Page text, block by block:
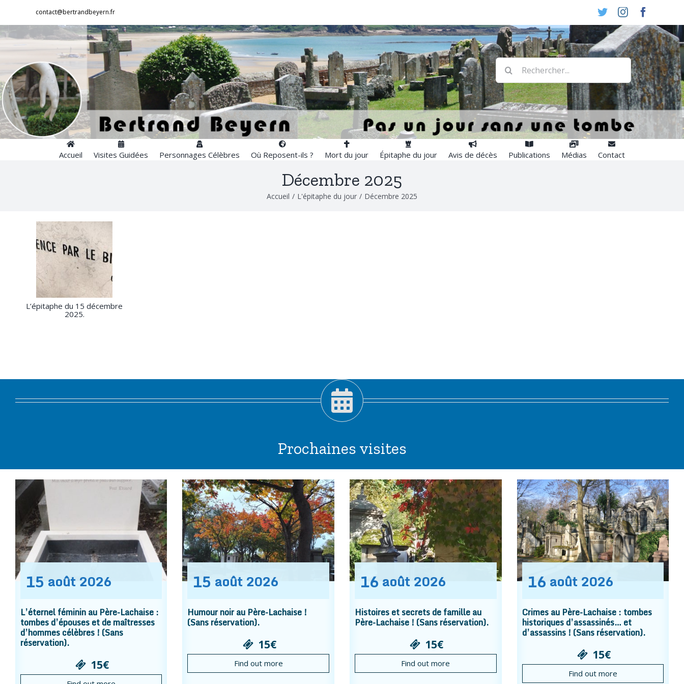
contenu
contact@bertrandbeyern.fr TwitterInstagram
Rechercher:
Accueil Visites Guidées Personnages Célèbres Où Reposent-ils ? Mort du jour Épitaphe du jour Avis de décès Publications Médias Contact
Décembre 2025
Accueil / L'épitaphe du jour / Décembre 2025
L’épitaphe du 15 décembre
2025.
Prochaines visites
15 août 2026
L’éternel féminin au Père-Lachaise :
tombes d’épouses et de maîtresses
d’hommes célèbres ! (Sans
réservation).
15€
15 août 2026
Humour noir au Père-Lachaise !
(Sans réservation).
15€
Find out more
16 août 2026
Histoires et secrets de famille au
Père-Lachaise ! (Sans réservation).
15€
Find out more
16 août 2026
Crimes au Père-Lachaise : tombes
historiques d’assassinés… et
d’assassins ! (Sans réservation).
15€
Find out more